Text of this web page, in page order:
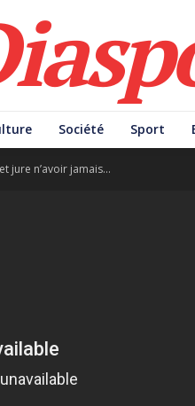
Société Sport
jure n’avoir jamais...